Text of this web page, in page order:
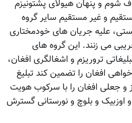
شوم و پنهان هیولای پشتونیزم
و غیر مستقیم سایر گروه
علیه جریان های خودمختاری
می زنند. این گروه های
تروریزم و اشغالگری افغان،
افغان را تضمین کند تبلیغ
و جعلی افغان را با سرکوب هویت
اوزبیک و بلوچ و نورستانی گسترش